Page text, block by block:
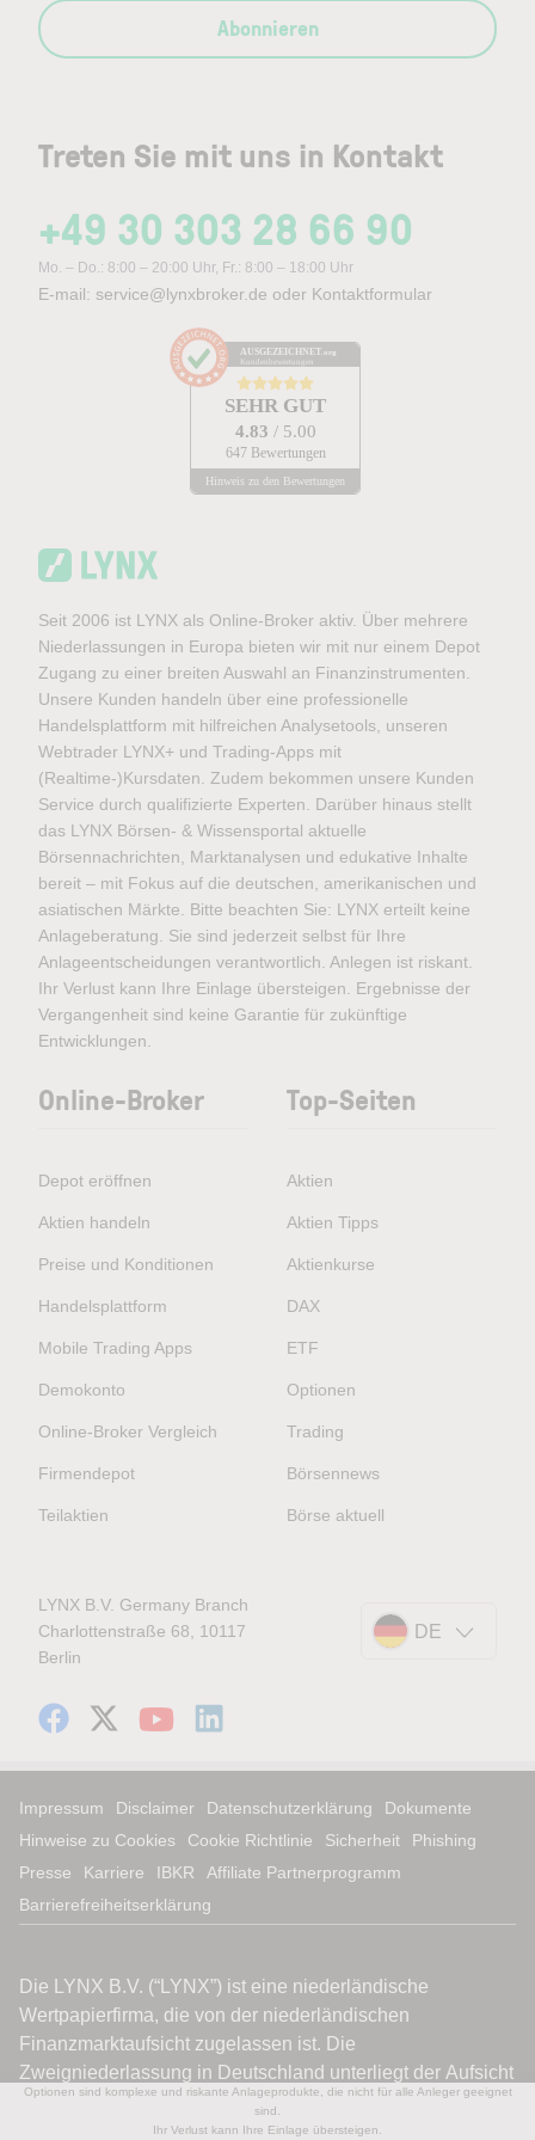
Treten Sie mit uns in Kontakt
+49 30 303 28 66 90
Mo. – Do.: 8:00 – 20:00 Uhr, Fr.: 8:00 – 18:00 Uhr
E-mail: service@lynxbroker.de oder Kontaktformular
AUSGEZEICHNET .org
Kundenbewertungen
SEHR GUT
4.83 / 5.00
647 Bewertungen
Hinweis zu den Bewertungen
Abonnieren
Seit 2006 ist LYNX als Online-Broker aktiv. Über mehrere
Niederlassungen in Europa bieten wir mit nur einem Depot
Zugang zu einer breiten Auswahl an Finanzinstrumenten.
Unsere Kunden handeln über eine professionelle
Handelsplattform mit hilfreichen Analysetools, unseren
Webtrader LYNX+ und Trading-Apps mit
(Realtime-)Kursdaten. Zudem bekommen unsere Kunden
Service durch qualifizierte Experten. Darüber hinaus stellt
das LYNX Börsen- & Wissensportal aktuelle
Börsennachrichten, Marktanalysen und edukative Inhalte
bereit – mit Fokus auf die deutschen, amerikanischen und
asiatischen Märkte. Bitte beachten Sie: LYNX erteilt keine
Anlageberatung. Sie sind jederzeit selbst für Ihre
Anlageentscheidungen verantwortlich. Anlegen ist riskant.
Ihr Verlust kann Ihre Einlage übersteigen. Ergebnisse der
Vergangenheit sind keine Garantie für zukünftige
Entwicklungen.
Online-Broker
Depot eröffnen
Aktien handeln
Preise und Konditionen
Handelsplattform
Mobile Trading Apps
Demokonto
Online-Broker Vergleich
Firmendepot
Teilaktien
Top-Seiten
Aktien
Aktien Tipps
Aktienkurse
DAX
ETF
Optionen
Trading
Börsennews
Börse aktuell
LYNX B.V. Germany Branch
Charlottenstraße 68, 10117
Berlin
DE
Impressum Disclaimer Datenschutzerklärung
Dokumente
Hinweise zu Cookies
Cookie Richtlinie Sicherheit
Phishing
Presse
Karriere IBKR
Affiliate Partnerprogramm
Barrierefreiheitserklärung
Optionen sind komplexe und riskante Anlageprodukte, die nicht für alle Anleger geeignet
sind.
Ihr Verlust kann Ihre Einlage übersteigen.